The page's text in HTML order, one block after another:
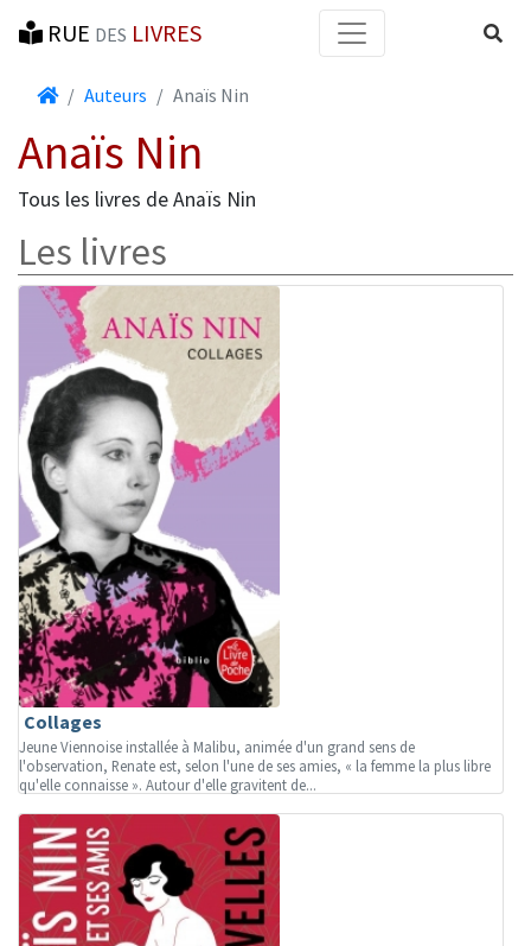
RUE DES LIVRES
AccueilAuteurs Anaïs Nin
Anaïs Nin
Tous les livres de Anaïs Nin
Les livres
Collages
Jeune Viennoise installée à Malibu, animée d'un grand sens de
l'observation, Renate est, selon l'une de ses amies, « la femme la plus libre
qu'elle connaisse ». Autour d'elle gravitent de...